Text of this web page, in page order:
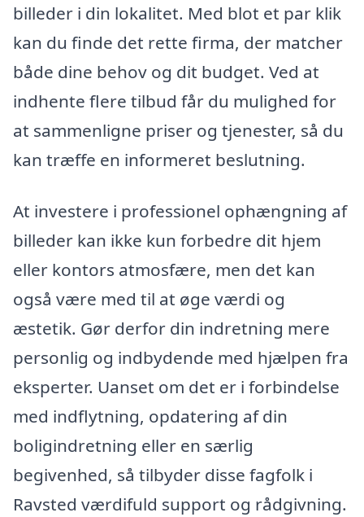
billeder i din lokalitet. Med blot et par klik
kan du finde det rette firma, der matcher
både dine behov og dit budget. Ved at
indhente flere tilbud får du mulighed for
at sammenligne priser og tjenester, så du
kan træffe en informeret beslutning.
At investere i professionel ophængning af
billeder kan ikke kun forbedre dit hjem
eller kontors atmosfære, men det kan
også være med til at øge værdi og
æstetik. Gør derfor din indretning mere
personlig og indbydende med hjælpen fra
eksperter. Uanset om det er i forbindelse
med indflytning, opdatering af din
boligindretning eller en særlig
begivenhed, så tilbyder disse fagfolk i
Ravsted værdifuld support og rådgivning.